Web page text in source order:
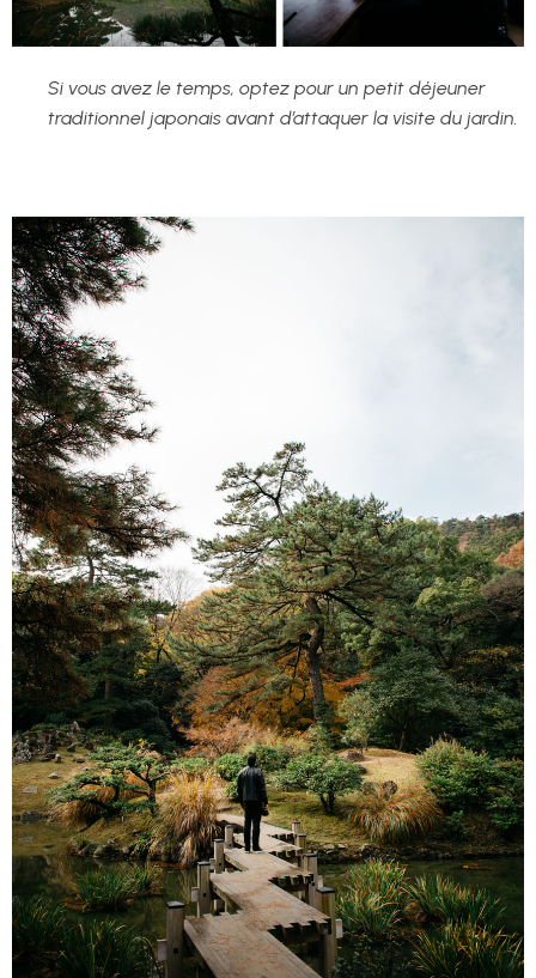
Si vous avez le temps, optez pour un petit déjeuner
traditionnel japonais avant d’attaquer la visite du jardin.